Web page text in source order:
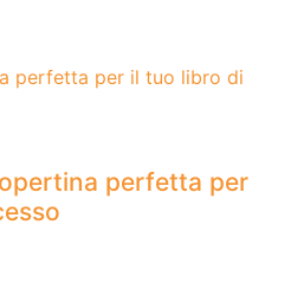
perfetta per